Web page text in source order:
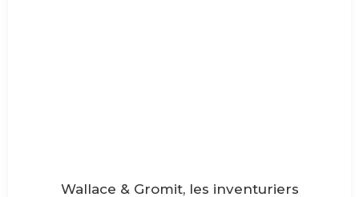
Wallace & Gromit, les inventuriers